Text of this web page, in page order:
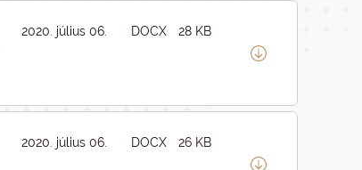
2020. július 06. DOCX 28 KB
2020. július 06. DOCX 26 KB